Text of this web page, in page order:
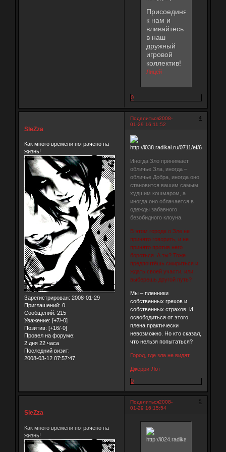
Присоединяйтесь
к нам и
вливайтесь
в наш
дружный
игровой
коллектив!
Лицей
0
Поделиться 4
2008-
01-29 16:11:52
SleZza
Как много времени потрачено на
жизнь!
Зарегистрирован: 2008-01-29
Приглашений: 0
Сообщений: 215
Уважение: [+7/-0]
Позитив: [+16/-0]
Провел на форуме:
2 дня 22 часа
Последний визит:
2008-03-12 07:57:47
Иногда Зло принимает
обличье Зла, иногда –
обличье Добра, иногда оно
становится вашим самым
худшим кошмаром, а
иногда оно облачается в
одежды забавного
безобидного клоуна.
В этом городе о Зле не
принято говорить, и не
принято против него
бороться. А ты? Тоже
предпочтёшь смириться и
ждать своей участи, или
выберешь другой путь?
Мы – пленники
собственных грехов и
собственных страхов. И
освободиться от этого
плена практически
невозможно. Но кто сказал,
что нельзя попытаться?
Город, где зла не видят
Джерри-Лот
0
Поделиться 5
2008-
01-29 16:15:54
SleZza
Как много времени потрачено на
жизнь!